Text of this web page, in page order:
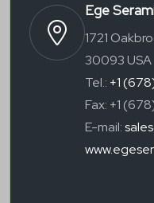
Ege
1721
30093 USA
Tel.: +1
Fax: +1
E-mail: